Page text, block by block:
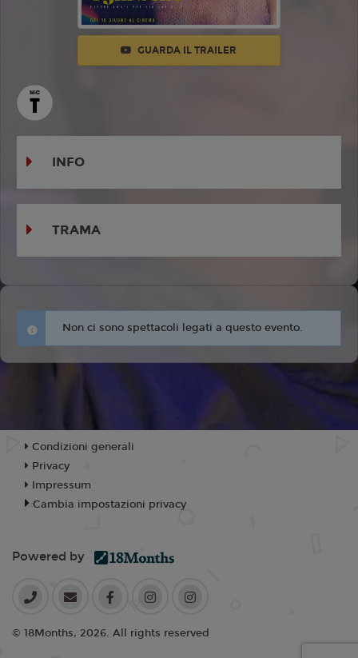
GUARDA IL TRAILER
INFO
TRAMA
Non ci sono spettacoli legati a questo evento.
Condizioni generali
Privacy
Impressum
Cambia impostazioni privacy
Powered by
© 18Months, 2026. All rights reserved